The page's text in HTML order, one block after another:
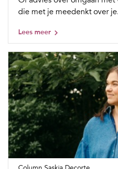
die met je meedenkt over
Lees meer